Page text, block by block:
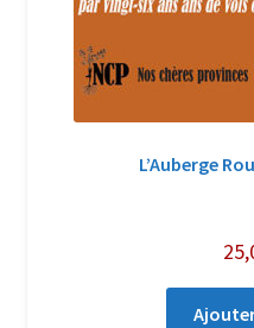
L’Auberge